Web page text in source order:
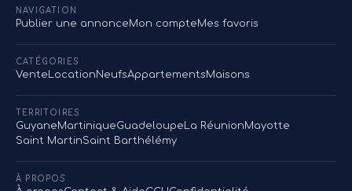
NAVIGATION
Publier une annonceMon compteMes favoris
CATÉGORIES
Vente LocationNeufsAppartementsMaisons
TERRITOIRES
GuyaneMartiniqueGuadeloupe La RéunionMayotte
Saint MartinSaint Barthélémy
À PROPOS